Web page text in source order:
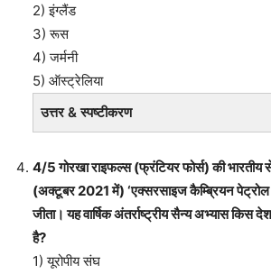
2) इंग्लैंड
3) रूस
4) जर्मनी
5) ऑस्ट्रेलिया
उत्तर & स्पष्टीकरण
4/5 गोरखा राइफल्स (फ्रंटियर फोर्स) की भारतीय
(अक्टूबर 2021 में) ‘एक्सरसाइज कैम्ब्रियन पेट्रोल
जीता। यह वार्षिक अंतर्राष्ट्रीय सैन्य अभ्यास किस देश
है?
1) यूरोपीय संघ